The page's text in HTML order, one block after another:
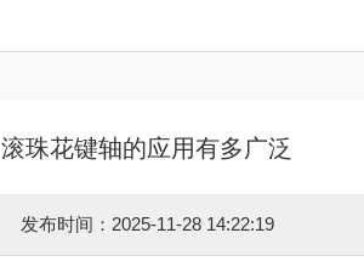
滚珠花键轴的应用有多广泛
发布时间：2025-11-28 14:22:19